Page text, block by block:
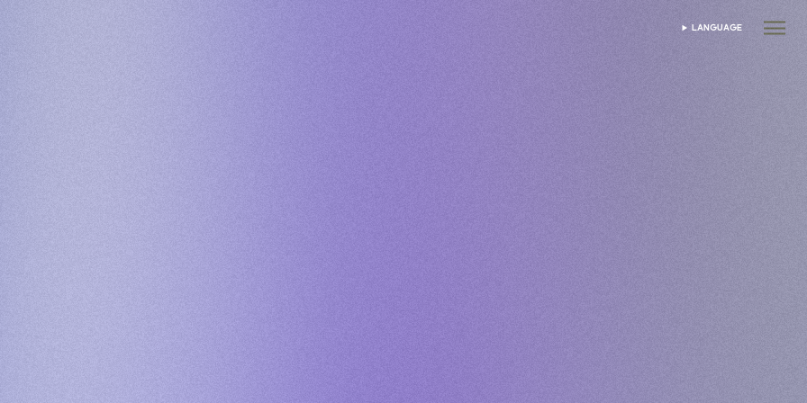
ভাষা নির্বাচন করুন
LANGUAGE